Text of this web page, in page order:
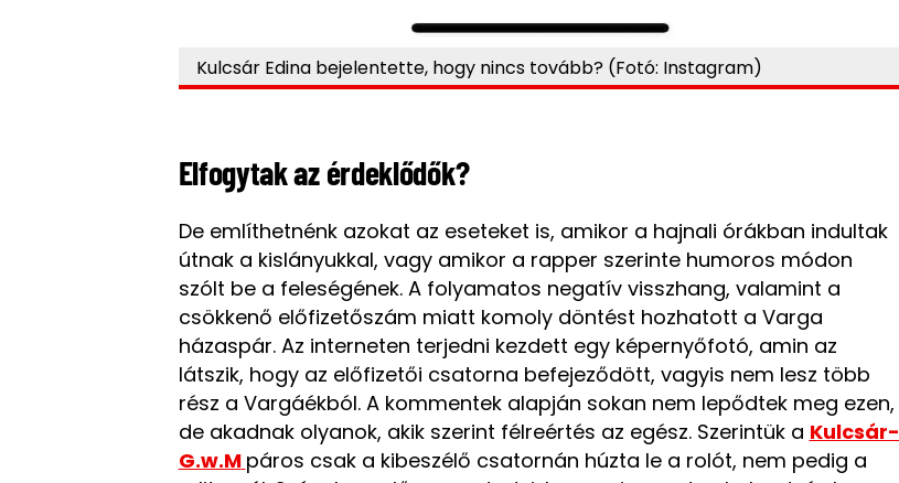
Kulcsár Edina bejelentette, hogy nincs tovább? (Fotó: Instagram)
Elfogytak az érdeklődők?
De említhetnénk azokat az eseteket is, amikor a hajnali órákban indultak
útnak a kislányukkal, vagy amikor a rapper szerinte humoros módon
szólt be a feleségének. A folyamatos negatív visszhang, valamint a
csökkenő előfizetőszám miatt komoly döntést hozhatott a Varga
házaspár. Az interneten terjedni kezdett egy képernyőfotó, amin az
látszik, hogy az előfizetői csatorna befejeződött, vagyis nem lesz több
rész a Vargáékból. A kommentek alapján sokan nem lepődtek meg ezen,
de akadnak olyanok, akik szerint félreértés az egész. Szerintük a Kulcsár-
G.w.M páros csak a kibeszélő csatornán húzta le a rolót, nem pedig a